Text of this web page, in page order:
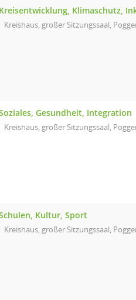
Klimaschutz,
Kreishaus, großer Sitzungssaal,
Gesundheit, Integration
Kreishaus, großer Sitzungssaal,
Kultur, Sport
Kreishaus, großer Sitzungssaal,